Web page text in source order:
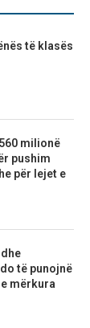
të klasës
milionë
pushim
për lejet e
të punojnë
mërkura